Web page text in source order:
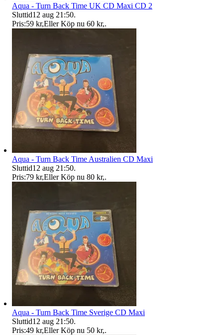
Aqua - Turn Back Time UK CD Maxi CD 2
Sluttid12 aug 21:50.
Pris:59 kr,Eller Köp nu 60 kr,.
Aqua - Turn Back Time Australien CD Maxi
Sluttid12 aug 21:50.
Pris:79 kr,Eller Köp nu 80 kr,.
Aqua - Turn Back Time Sverige CD Maxi
Sluttid12 aug 21:50.
Pris:49 kr,Eller Köp nu 50 kr,.